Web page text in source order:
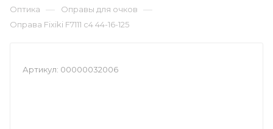
Оптика — Оправы для очков —
Оправа Fixiki F7111 c4 44-16-125
Артикул: 00000032006